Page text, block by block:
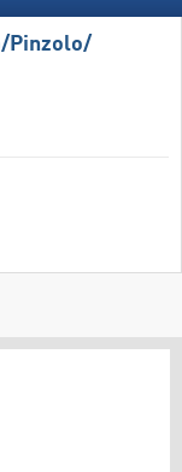
​Pinzolo/​